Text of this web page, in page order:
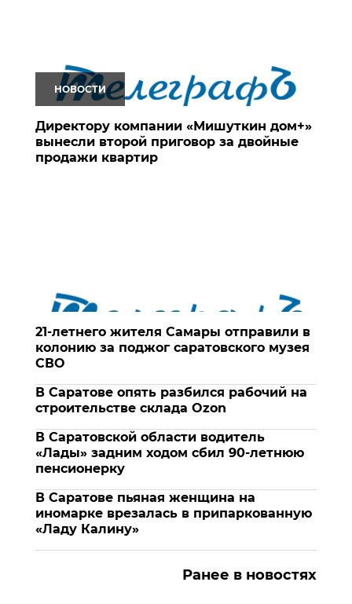
НОВОСТИ
Директору компании «Мишуткин дом+»
вынесли второй приговор за двойные
продажи квартир
21-летнего жителя Самары отправили в
колонию за поджог саратовского музея
СВО
В Саратове опять разбился рабочий на
строительстве склада Ozon
В Саратовской области водитель
«Лады» задним ходом сбил 90-летнюю
пенсионерку
В Саратове пьяная женщина на
иномарке врезалась в припаркованную
«Ладу Калину»
Ранее в новостях